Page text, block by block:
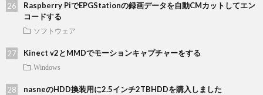
Raspberry PiでEPGStationの録画データを自動CMカットしてエン
コードする
ソフトウェア
Kinect v2とMMDでモーションキャプチャーをする
Windows
nasneのHDD換装用に2.5インチ2TBHDDを購入しました